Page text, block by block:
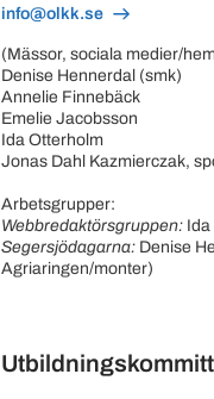
info@olkk.se
(Mässor, sociala medier/
Denise Hennerdal (smk)
Annelie Finnebäck
Emelie Jacobsson
Ida Otterholm
Jonas Dahl Kazmierczak,
Arbetsgrupper:
Webbredaktörsgruppen: Ida
Segersjödagarna: Denise
Agriaringen/monter)